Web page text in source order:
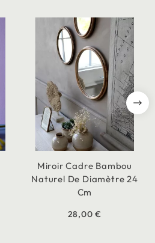
Miroir Cadre Bambou
Naturel De Diamètre 24
Cm
28,00 €